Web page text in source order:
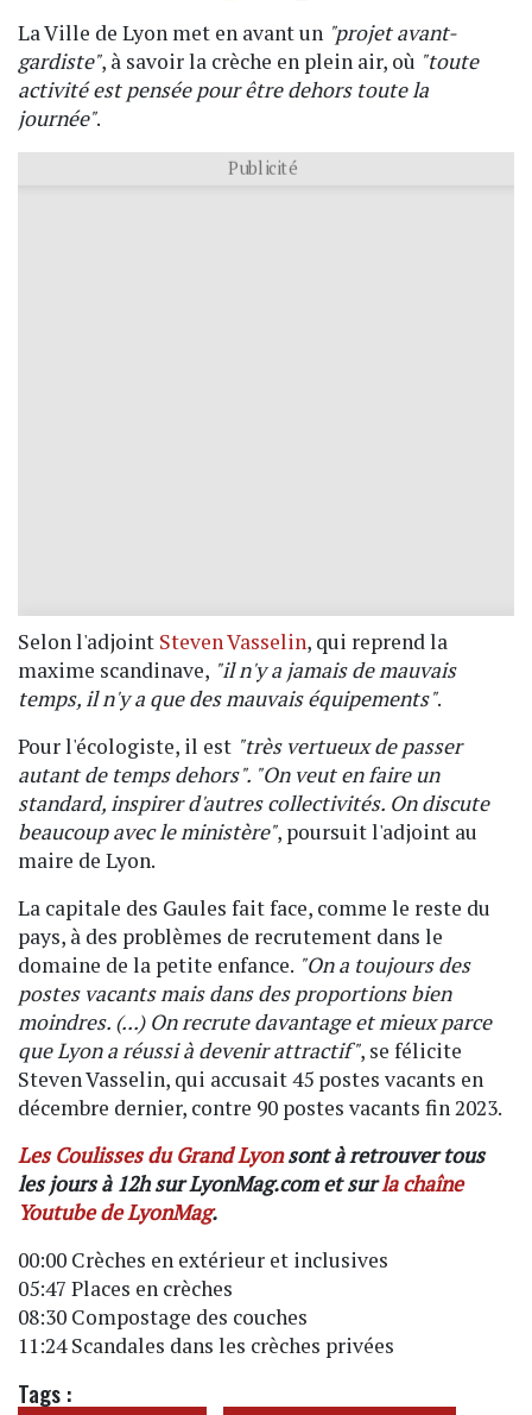
La Ville de Lyon met en avant un "projet avant-
gardiste", à savoir la crèche en plein air, où "toute
activité est pensée pour être dehors toute la
journée".
Publicité
Selon l'adjoint Steven Vasselin, qui reprend la
maxime scandinave, "il n'y a jamais de mauvais
temps, il n'y a que des mauvais équipements".
Pour l'écologiste, il est "très vertueux de passer
autant de temps dehors". "On veut en faire un
standard, inspirer d'autres collectivités. On discute
beaucoup avec le ministère", poursuit l'adjoint au
maire de Lyon.
La capitale des Gaules fait face, comme le reste du
pays, à des problèmes de recrutement dans le
domaine de la petite enfance. "On a toujours des
postes vacants mais dans des proportions bien
moindres. (...) On recrute davantage et mieux parce
que Lyon a réussi à devenir attractif", se félicite
Steven Vasselin, qui accusait 45 postes vacants en
décembre dernier, contre 90 postes vacants fin 2023.
Les Coulisses du Grand Lyonsont à retrouver tous
les jours à 12h sur LyonMag.com et surla chaîne
Youtube de LyonMag.
00:00 Crèches en extérieur et inclusives
05:47 Places en crèches
08:30 Compostage des couches
11:24 Scandales dans les crèches privées
Tags :